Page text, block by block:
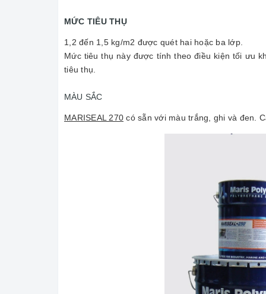
MỨC TIÊU THỤ
1,2 đến 1,5 kg/m2 được quét hai hoặc ba lớp.
Mức tiêu thụ này được tính theo điều kiện tối ưu
tiêu thụ.
MÀU SẮC
MARISEAL 270 có sẵn với màu trắng, ghi và đen.